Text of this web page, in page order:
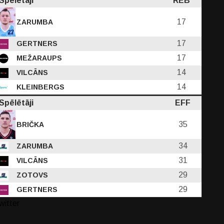
ZARUMBA 17
GERTNERS 17
MEŽARAUPS 17
VILCĀNS 14
KLEINBERGS
14
EFF
BRIČKA 35
ZARUMBA 34
VILCĀNS 31
ZOTOVS 29
GERTNERS
29